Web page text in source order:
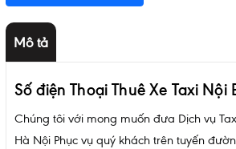
Mô tả
Số điện Thoại Thuê Xe Taxi Nội
Chúng tôi với mong muốn đưa Dịch vụ
Hà Nội Phục vụ quý khách trên tuyến